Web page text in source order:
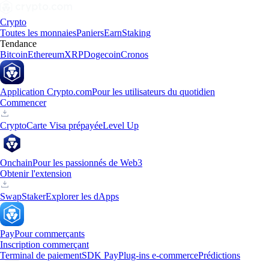
Crypto
Toutes les monnaiesPaniersEarnStaking
Tendance
BitcoinEthereumXRPDogecoinCronos
Application Crypto.comPour les utilisateurs du quotidien
Commencer
CryptoCarte Visa prépayéeLevel Up
OnchainPour les passionnés de Web3
Obtenir l'extension
SwapStakerExplorer les dApps
PayPour commerçants
Inscription commerçant
Terminal de paiementSDK PayPlug-ins e-commercePrédictions